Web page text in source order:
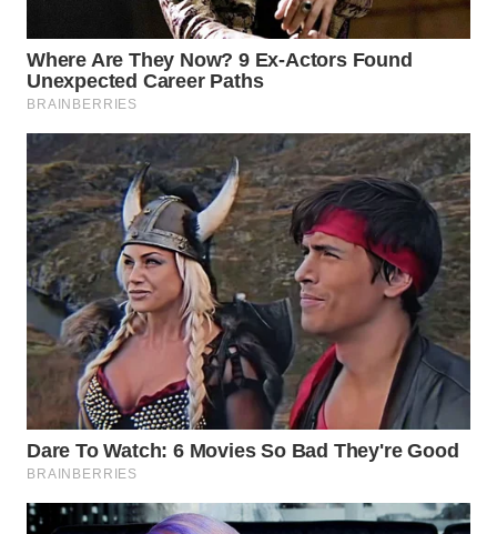
MALUKU
WN
MALUT
WN
DAIRI
WN
DANAU
TOBA
WN
WN